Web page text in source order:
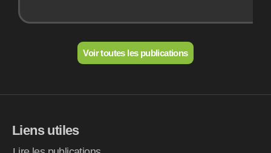
Voir toutes les publications
Liens utiles